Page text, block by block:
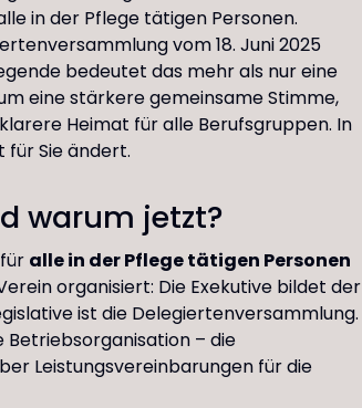
in der Pflege tätigen Personen.
vom 18. Juni 2025
bedeutet das mehr als nur eine
eine stärkere gemeinsame Stimme,
Heimat für alle Berufsgruppen. In
für Sie ändert.
warum jetzt?
alle in der Pflege tätigen Personen
organisiert: Die Exekutive bildet der
ist die Delegiertenversammlung.
– die
Leistungsvereinbarungen für die